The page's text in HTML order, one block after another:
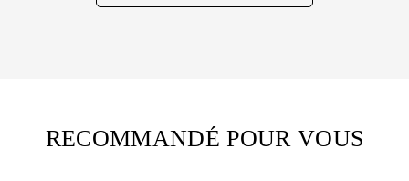
RECOMMANDÉ POUR VOUS